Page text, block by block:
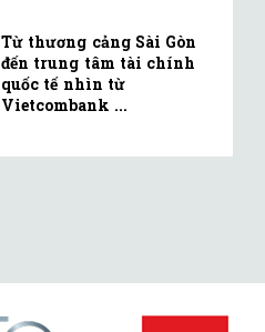
Từ thương cảng Sài Gòn
đến trung tâm tài chính
quốc tế nhìn từ
Vietcombank ...